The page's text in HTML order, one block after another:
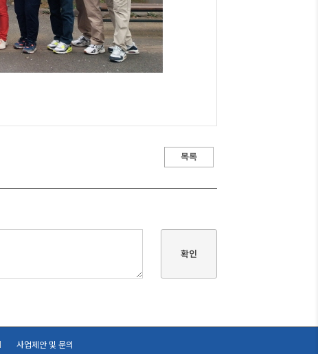
목록
확인
사업제안 및 문의